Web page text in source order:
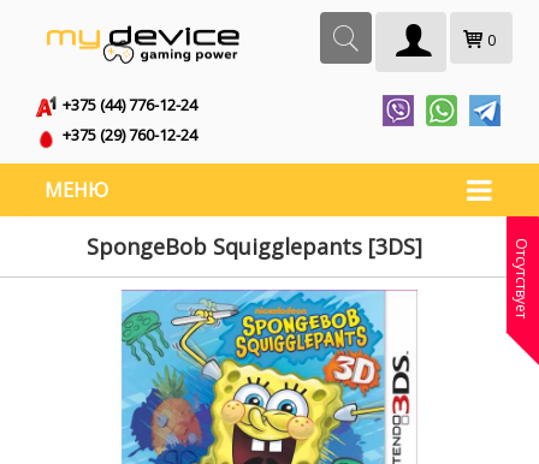
0
+375 (44) 776-12-24
+375 (29) 760-12-24
МЕНЮ
SpongeBob Squigglepants [3DS] Отсутствует